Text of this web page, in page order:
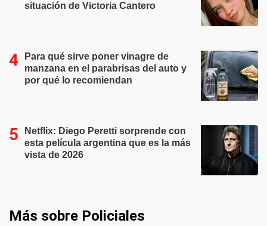
situación de Victoria Cantero
Para qué sirve poner vinagre de
manzana en el parabrisas del auto y
por qué lo recomiendan
Netflix: Diego Peretti sorprende con
esta película argentina que es la más
vista de 2026
Más sobre Policiales